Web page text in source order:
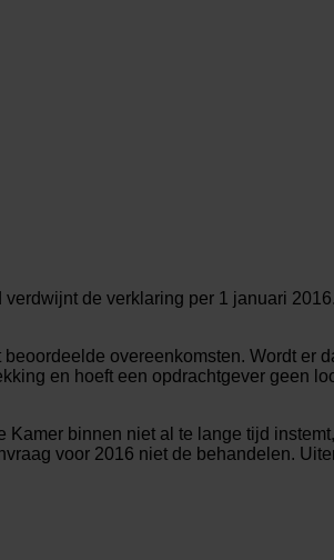
de verklaring per 1 januari
overeenkomsten. Wordt er
en hoeft een opdrachtgever geen
Kamer binnen niet al te lange tijd
voor 2016 niet de behandelen.